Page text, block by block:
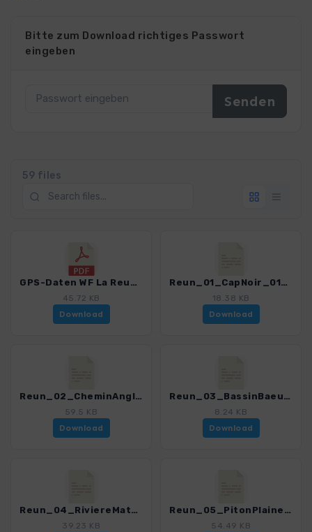
Bitte zum Download richtiges Passwort
eingeben
59 files
GPS-Daten WF La Reunion - Haftungsausschluss, Nutzungsbedingungen und Hinweise_0150_1.pdf
45.72 KB
Download
Reun_01_CapNoir_0150_1.gpx
18.38 KB
Download
Reun_02_CheminAnglais_0150_1.gpx
59.5 KB
Download
Reun_03_BassinBaeuf-Nicole_0150_1.gpx
8.24 KB
Download
Reun_04_RiviereMat_0150_1.gpx
39.23 KB
Reun_05_PitonPlaineFougeres_0150_1.gpx
54.49 KB